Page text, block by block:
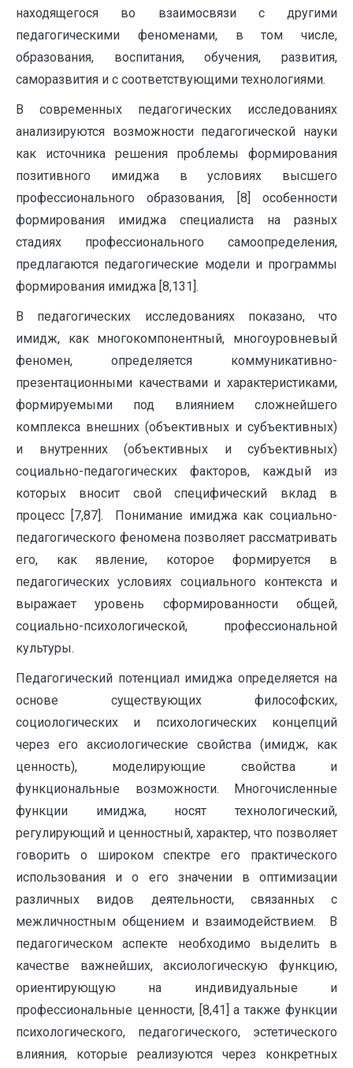
находящегося во взаимосвязи с другими
педагогическими феноменами, в том числе,
образования, воспитания, обучения, развития,
саморазвития и с соответствующими технологиями.
В современных педагогических исследованиях
анализируются возможности педагогической науки
как источника решения проблемы формирования
позитивного имиджа в условиях высшего
профессионального образования, [8] особенности
формирования имиджа специалиста на разных
стадиях профессионального самоопределения,
предлагаются педагогические модели и программы
формирования имиджа [8,131].
В педагогических исследованиях показано, что
имидж, как многокомпонентный, многоуровневый
феномен, определяется коммуникативно-
презентационными качествами и характеристиками,
формируемыми под влиянием сложнейшего
комплекса внешних (объективных и субъективных)
и внутренних (объективных и субъективных)
социально-педагогических факторов, каждый из
которых вносит свой специфический вклад в
процесс [7,87]. Понимание имиджа как социально-
педагогического феномена позволяет рассматривать
его, как явление, которое формируется в
педагогических условиях социального контекста и
выражает уровень сформированности общей,
социально-психологической, профессиональной
культуры.
Педагогический потенциал имиджа определяется на
основе существующих философских,
социологических и психологических концепций
через его аксиологические свойства (имидж, как
ценность), моделирующие свойства и
функциональные возможности. Многочисленные
функции имиджа, носят технологический,
регулирующий и ценностный, характер, что позволяет
говорить о широком спектре его практического
использования и о его значении в оптимизации
различных видов деятельности, связанных с
межличностным общением и взаимодействием. В
педагогическом аспекте необходимо выделить в
качестве важнейших, аксиологическую функцию,
ориентирующую на индивидуальные и
профессиональные ценности, [8,41] а также функции
психологического, педагогического, эстетического
влияния, которые реализуются через конкретных